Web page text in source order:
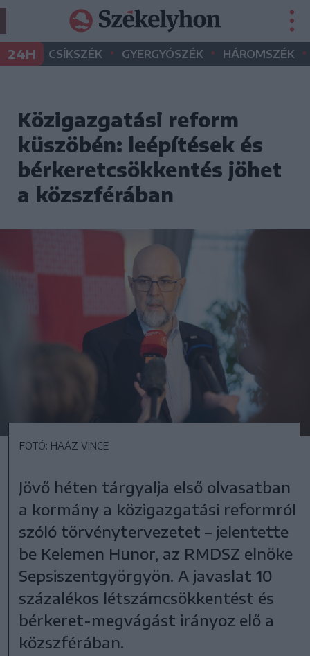
24H CSÍKSZÉK • GYERGYÓSZÉK • HÁROMSZÉK •
Közigazgatási reform
küszöbén: leépítések és
bérkeretcsökkentés jöhet
a közszférában
FOTÓ: HAÁZ VINCE
Jövő héten tárgyalja első olvasatban
a kormány a közigazgatási reformról
szóló törvénytervezetet – jelentette
be Kelemen Hunor, az RMDSZ elnöke
Sepsiszentgyörgyön. A javaslat 10
százalékos létszámcsökkentést és
bérkeret-megvágást irányoz elő a
közszférában.